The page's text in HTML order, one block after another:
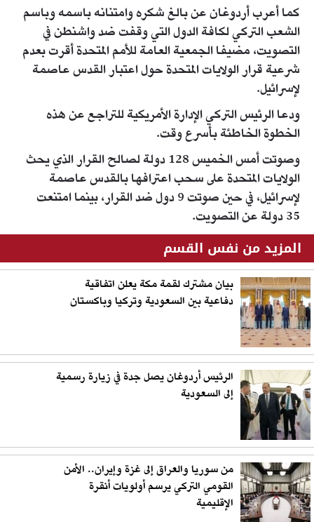
كما أعرب أردوغان عن بالغ شكره وامتنانه باسمه وباسم
الشعب التركي لكافة الدول التي وقفت ضد واشنطن في
التصويت، مضيفا الجمعية العامة للأمم المتحدة أقرت بعدم
شرعية قرار الولايات المتحدة حول اعتبار القدس عاصمة
لإسرائيل.
ودعا الرئيس التركي الإدارة الأمريكية للتراجع عن هذه
الخطوة الخاطئة بأسرع وقت.
وصوتت أمس الخميس 128 دولة لصالح القرار الذي يحث
الولايات المتحدة على سحب اعترافها بالقدس عاصمة
لإسرائيل، في حين صوتت 9 دول ضد القرار، بينما امتنعت
35 دولة عن التصويت.
المزيد من نفس القسم
بيان مشترك لقمة مكة يعلن اتفاقية
دفاعية بين السعودية وتركيا وباكستان
الرئيس أردوغان يصل جدة في زيارة رسمية
إلى السعودية
من سوريا والعراق إلى غزة وإيران.. الأمن
القومي التركي يرسم أولويات أنقرة
الإقليمية